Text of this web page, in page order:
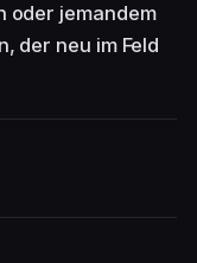
oder jemandem
der neu im Feld